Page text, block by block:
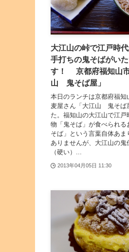
大江山の峠で江戸時
手打ちの鬼そばがい
す！ 京都府福知山
山 鬼そば屋」
本日のランチは京都府福知
麦屋さん「大江山 鬼そば
た。福知山の大江山で江戸
物「鬼そば」が食べられる
そば」という言葉自体あま
ありませんが、大江山の鬼
（硬い）...
2013年04月05日 11:30